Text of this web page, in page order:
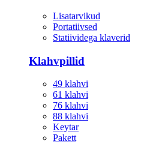
Lisatarvikud
Portatiivsed
Statiividega klaverid
Klahvpillid
49 klahvi
61 klahvi
76 klahvi
88 klahvi
Keytar
Pakett